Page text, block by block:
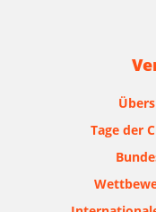
Tage der